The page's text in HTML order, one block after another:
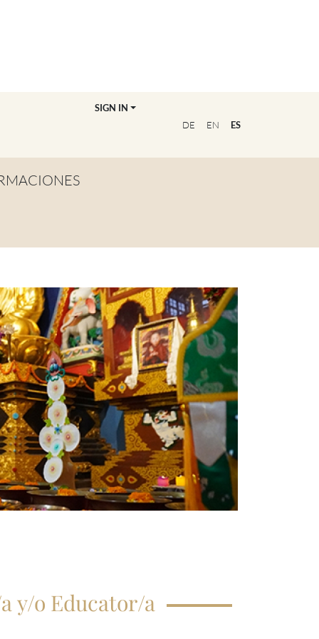
DE EN ES
SIGN IN
EN
A TU
A
CLASE
y/o Educator/a